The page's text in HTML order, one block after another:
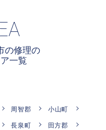
の修理の
一覧
周智郡
小山町
長泉町
田方郡